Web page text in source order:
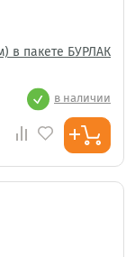
в пакете БУРЛАК
в наличии